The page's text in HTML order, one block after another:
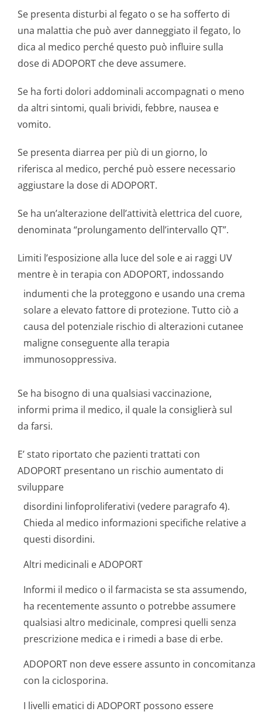
Se presenta disturbi al fegato o se ha sofferto di
una malattia che può aver danneggiato il fegato, lo
dica al medico perché questo può influire sulla
dose di ADOPORT che deve assumere.
Se ha forti dolori addominali accompagnati o meno
da altri sintomi, quali brividi, febbre, nausea e
vomito.
Se presenta diarrea per più di un giorno, lo
riferisca al medico, perché può essere necessario
aggiustare la dose di ADOPORT.
Se ha un’alterazione dell’attività elettrica del cuore,
denominata “prolungamento dell’intervallo QT”.
Limiti l’esposizione alla luce del sole e ai raggi UV
mentre è in terapia con ADOPORT, indossando
indumenti che la proteggono e usando una crema
solare a elevato fattore di protezione. Tutto ciò a
causa del potenziale rischio di alterazioni cutanee
maligne conseguente alla terapia
immunosoppressiva.
Se ha bisogno di una qualsiasi vaccinazione,
informi prima il medico, il quale la consiglierà sul
da farsi.
E’ stato riportato che pazienti trattati con
ADOPORT presentano un rischio aumentato di
sviluppare
disordini linfoproliferativi (vedere paragrafo 4).
Chieda al medico informazioni specifiche relative a
questi disordini.
Altri medicinali e ADOPORT
Informi il medico o il farmacista se sta assumendo,
ha recentemente assunto o potrebbe assumere
qualsiasi altro medicinale, compresi quelli senza
prescrizione medica e i rimedi a base di erbe.
ADOPORT non deve essere assunto in concomitanza
con la ciclosporina.
I livelli ematici di ADOPORT possono essere